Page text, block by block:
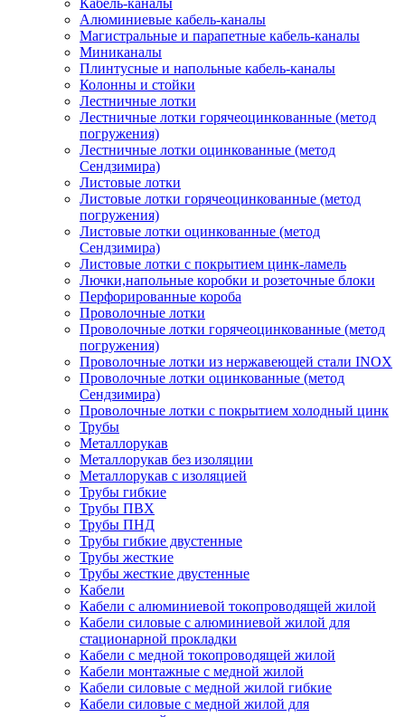
Кабель-каналы
Алюминиевые кабель-каналы
Магистральные и парапетные кабель-каналы
Миниканалы
Плинтусные и напольные кабель-каналы
Колонны и стойки
Лестничные лотки
Лестничные лотки горячеоцинкованные (метод
погружения)
Лестничные лотки оцинкованные (метод
Сендзимира)
Листовые лотки
Листовые лотки горячеоцинкованные (метод
погружения)
Листовые лотки оцинкованные (метод
Сендзимира)
Листовые лотки с покрытием цинк-ламель
Лючки,напольные коробки и розеточные блоки
Перфорированные короба
Проволочные лотки
Проволочные лотки горячеоцинкованные (метод
погружения)
Проволочные лотки из нержавеющей стали INOX
Проволочные лотки оцинкованные (метод
Сендзимира)
Проволочные лотки с покрытием холодный цинк
Трубы
Металлорукав
Металлорукав без изоляции
Металлорукав с изоляцией
Трубы гибкие
Трубы ПВХ
Трубы ПНД
Трубы гибкие двустенные
Трубы жесткие
Трубы жесткие двустенные
Кабели
Кабели с алюминиевой токопроводящей жилой
Кабели силовые с алюминиевой жилой для
стационарной прокладки
Кабели с медной токопроводящей жилой
Кабели монтажные с медной жилой
Кабели силовые с медной жилой гибкие
Кабели силовые с медной жилой для